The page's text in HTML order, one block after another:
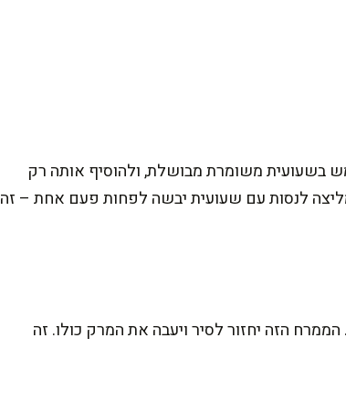
משומרת מבושלת, ולהוסיף אותה רק
לנסות עם שעועית יבשה לפחות פעם אחת – זה
הזה יחזור לסיר ויעבה את המרק כולו. זה